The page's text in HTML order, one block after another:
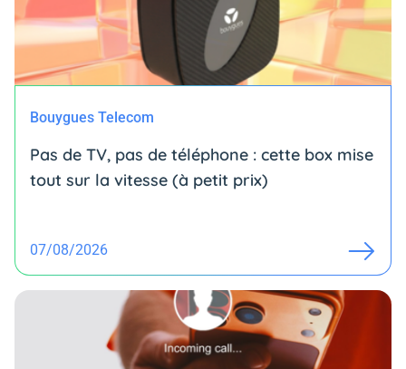
Bouygues Telecom
Pas de TV, pas de téléphone : cette box mise
tout sur la vitesse (à petit prix)
07/08/2026